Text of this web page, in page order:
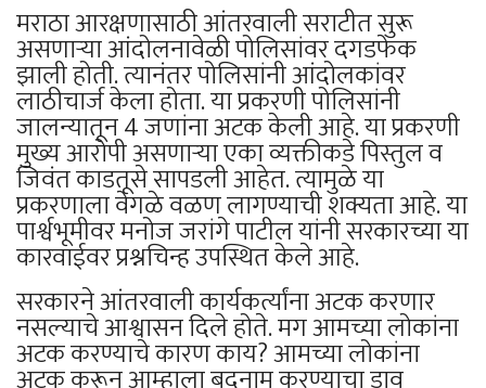
मराठा आरक्षणासाठी आंतरवाली सराटीत सुरू
असणाऱ्या आंदोलनावेळी पोलिसांवर दगडफेक
झाली होती. त्यानंतर पोलिसांनी आंदोलकांवर
लाठीचार्ज केला होता. या प्रकरणी पोलिसांनी
जालन्यातून 4 जणांना अटक केली आहे. या प्रकरणी
मुख्य आरोपी असणाऱ्या एका व्यक्तीकडे पिस्तुल व
जिवंत काडतूसे सापडली आहेत. त्यामुळे या
प्रकरणाला वेगळे वळण लागण्याची शक्यता आहे. या
पार्श्वभूमीवर मनोज जरांगे पाटील यांनी सरकारच्या या
कारवाईवर प्रश्नचिन्ह उपस्थित केले आहे.
सरकारने आंतरवाली कार्यकर्त्यांना अटक करणार
नसल्याचे आश्वासन दिले होते. मग आमच्या लोकांना
अटक करण्याचे कारण काय? आमच्या लोकांना